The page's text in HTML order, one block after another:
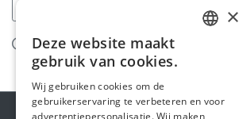
Misbruik melden
ENGLISH
×
Deze website maakt
gebruik van cookies.
Wij gebruiken cookies om de
gebruikerservaring te verbeteren en voor
advertentiepersonalisatie. Wij maken